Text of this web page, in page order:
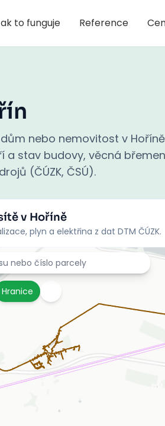
to funguje Reference
nebo nemovitost v
a stav budovy, věcná
(ČÚZK, ČSÚ).
v Hoříně
plyn a elektřina z dat DTM ČÚZK.